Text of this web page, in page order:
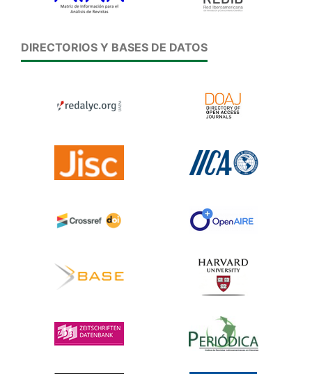
DIRECTORIOS Y BASES DE DATOS